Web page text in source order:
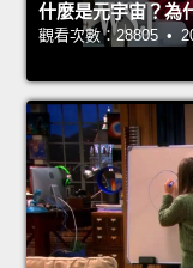
什麼是元宇宙？為
觀看次數：28805 •